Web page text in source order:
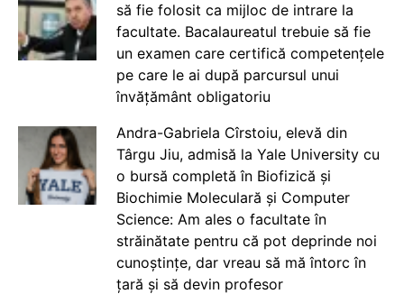
să fie folosit ca mijloc de intrare la
facultate. Bacalaureatul trebuie să fie
un examen care certifică competențele
pe care le ai după parcursul unui
învățământ obligatoriu
Andra-Gabriela Cîrstoiu, elevă din
Târgu Jiu, admisă la Yale University cu
o bursă completă în Biofizică și
Biochimie Moleculară și Computer
Science: Am ales o facultate în
străinătate pentru că pot deprinde noi
cunoștințe, dar vreau să mă întorc în
țară și să devin profesor